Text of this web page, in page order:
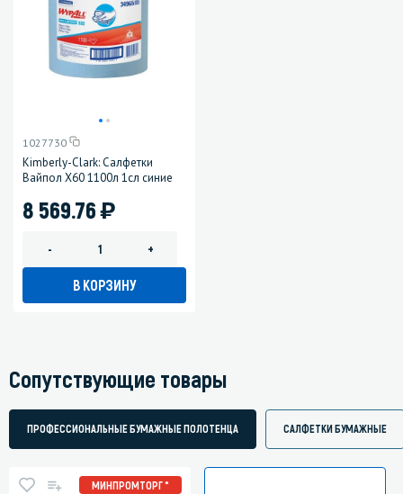
1027730
Kimberly-Clark: Салфетки
Вайпол Х60 1100л 1сл синие
8 569.76)
- +
В КОРЗИНУ
Сопутствующие товары
ПРОФЕССИОНАЛЬНЫЕ БУМАЖНЫЕ ПОЛОТЕНЦА САЛФЕТКИ БУМАЖНЫЕ
МИНПРОМТОРГ *